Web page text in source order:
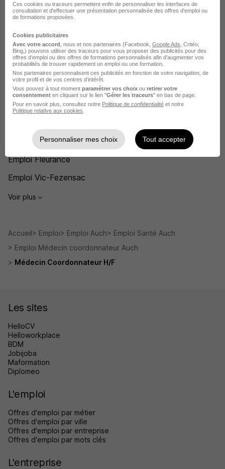
Recherches similaires
Emploi Médecin coordonnateur
Emploi Santé
Emploi L'Isle-Jourdain
Emploi Nogaro
Emploi Mirande
Emploi Fleurance
Emploi Vic-Fezensac
Voir plus
Accueil Emploi Emploi Auch
Emploi Santé Auch
Emploi Médecin coordonnateur Auch
Médecin Coordonnateur H/F
Les sites
HelloCV
Helloworkplace
BDM
Jobijoba
Maformation
Diplomeo
L'emploi
Offres d'emploi par métier
Offres d'emploi par ville
Offres d'emploi par entreprise
Offres d'emploi par mots clés
L'entreprise
Ces cookies ou traceurs permettent enfin de personnaliser les interfaces de
consultation et d'effectuer une présentation personnalisée des offres d'emploi ou
de formations proposées.
Cookies publicitaires
Avec votre accord , nous et nos partenaires (Facebook, Google Ads , Critéo,
Bing,) pouvons utiliser des traceurs pour vous proposer des publicités pour des
offres d’emploi ou des offres de formations personnalisés afin d’augmenter vos
probabilités de trouver rapidement un emploi ou une formation.
Nos partenaires personnalisent ces publicités en fonction de votre navigation, de
votre profil et de vos centres d’intérêt.
Vous pouvez à tout moment paramétrer vos choix ou retirer votre
consentement en cliquant sur le lien "Gérer les traceurs" en bas de page.
Pour en savoir plus, consultez notre Politique de confidentialité et notre
Politique relative aux cookies
Personnaliser mes choix Tout accepter